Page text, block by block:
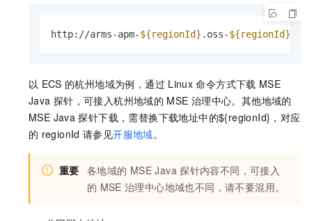
http://arms-apm-${regionId} .oss-${regionId}
以 ECS 的杭州地域为例，通过 Linux 命令方式下载 MSE
Java 探针，可接入杭州地域的 MSE 治理中心。其他地域的
MSE Java 探针下载，需替换下载地址中的${regionId}，对应
的 regionId 请参见开服地域。
重要 各地域的 MSE Java 探针内容不同，可接入
的 MSE 治理中心地域也不同，请不要混用。